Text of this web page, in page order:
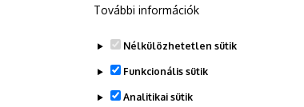
További információk
Nélkülözhetetlen sütik
Funkcionális sütik
Analitikai sütik